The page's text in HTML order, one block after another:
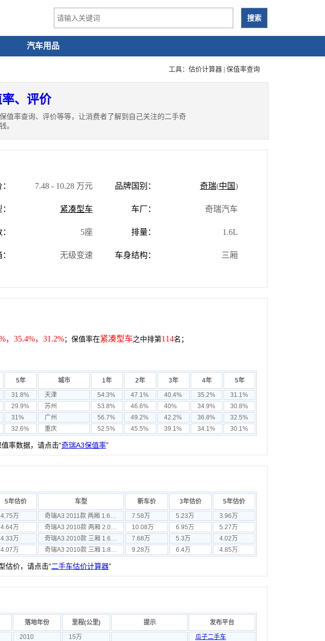
汽车用品
工具： 估价计算器 | 保值率查询
、评价
值率查询、评价等等，让消费者了解到自己关注的二手奇
。
7.48 - 10.28 万元 品牌国别： 奇瑞(中国)
紧凑型车 车厂： 奇瑞汽车
5座 排量： 1.6L
无级变速 车身结构： 三厢
，35.4%，31.2%；保值率在紧凑型车之中排第114名；
5年 城市 1年 2年 3年 4年
5年
31.8% 天津 54.3% 47.1% 40.4% 35.2%
31.1%
29.9% 苏州 53.8% 46.6% 40% 34.9%
30.8%
31% 广州 56.7% 49.2% 42.2% 36.8%
32.5%
32.6% 重庆 52.5% 45.5% 39.1% 34.1% 30.1%
率数据，请点击“奇瑞A3保值率”
5年估价 车型 新车价 3年估价
5年估价
4.75万 奇瑞A3 2011款 两厢 1.6L DVVT 手动进取型 7.58万 5.23万
3.96万
4.64万 奇瑞A3 2010款 两厢 2.0L 自动尊贵型 10.08万 6.95万
5.27万
4.33万 奇瑞A3 2010款 三厢 1.6L 手动进取型 7.68万 5.3万
4.02万
4.07万 奇瑞A3 2010款 三厢 1.8L 手动尊贵型 9.28万 6.4万 4.85万
估价，请点击“二手车估价计算器”
落地年份 里程(公里) 提示
发布平台
2010 15万
瓜子二手车